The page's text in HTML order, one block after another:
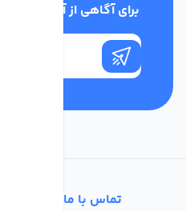
برای آگاهی از آخرین
تماس با ما